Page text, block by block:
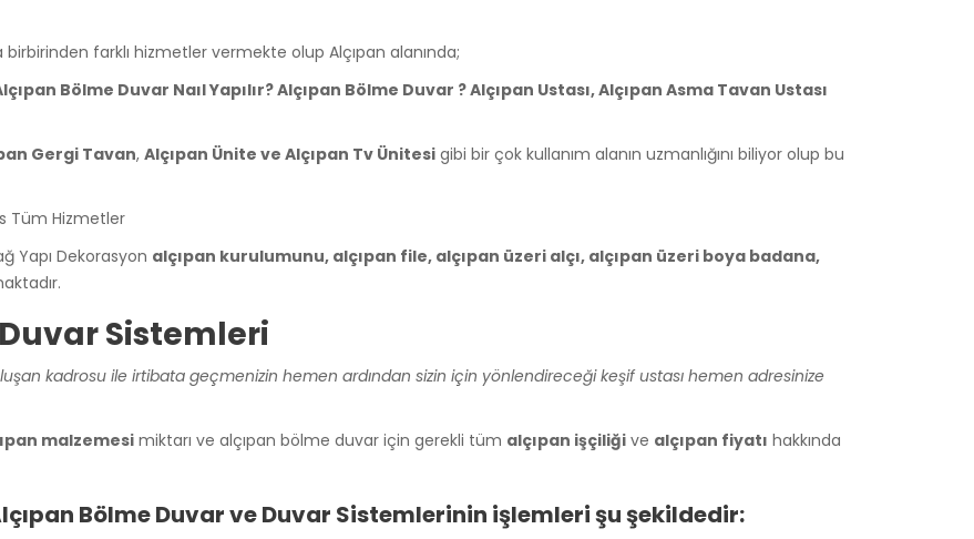
farklı hizmetler vermekte olup Alçıpan alanında;
Bölme Duvar Naıl Yapılır? Alçıpan Bölme Duvar ? Alçıpan Ustası, Alçıpan Asma Tavan Ustası
Gergi Tavan, Alçıpan Ünite ve Alçıpan Tv Ünitesi gibi bir çok kullanım alanın uzmanlığını biliyor olup bu
Tüm Hizmetler
Yapı Dekorasyon alçıpan kurulumunu, alçıpan file, alçıpan üzeri alçı, alçıpan üzeri boya badana,
Sistemleri
kadrosu ile irtibata geçmenizin hemen ardından sizin için yönlendireceği keşif ustası hemen adresinize
malzemesi miktarı ve alçıpan bölme duvar için gerekli tüm alçıpan işçiliği ve alçıpan fiyatı hakkında
Bölme Duvar ve Duvar Sistemlerinin işlemleri şu şekildedir: